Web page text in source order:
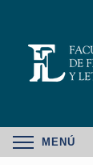
MENÚ